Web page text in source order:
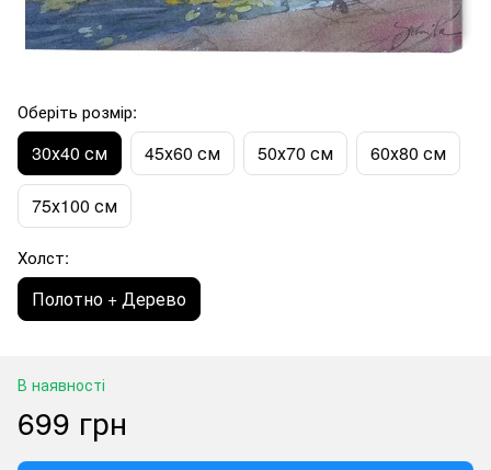
Оберіть розмір:
30х40 см 45х60 см 50х70 см 60х80 см
75х100 см
Холст:
Полотно + Дерево
В наявності
699 грн